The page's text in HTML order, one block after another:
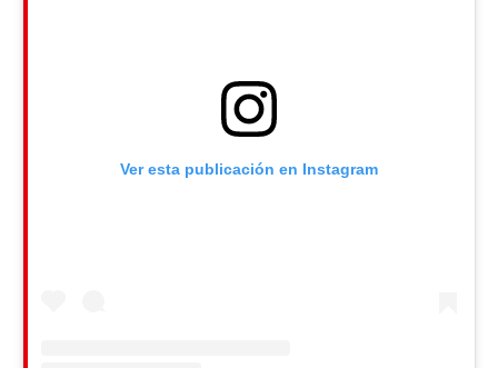
Ver esta publicación en Instagram